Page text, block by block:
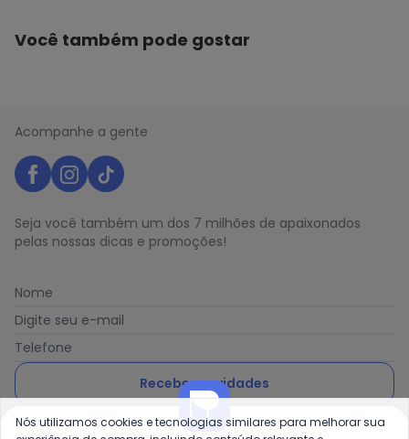
Você também pode gostar
Acompanhe a gente
Seja você também um dos 7 milhões de apaixonados
pelas nossas dicas e promoções!
Nome
Digite seu e-mail
Telefone
Receber novidades
Ao enviar o cadastro, você concorda com a nossa Política
Nós utilizamos cookies e tecnologias similares para melhorar sua